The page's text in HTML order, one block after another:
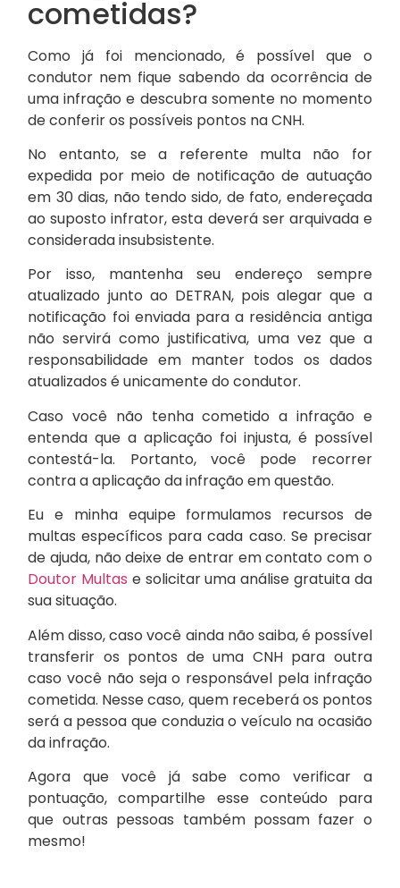
cometidas?
Como já foi mencionado, é possível que o
condutor nem fique sabendo da ocorrência de
uma infração e descubra somente no momento
de conferir os possíveis pontos na CNH.
No entanto, se a referente multa não for
expedida por meio de notificação de autuação
em 30 dias, não tendo sido, de fato, endereçada
ao suposto infrator, esta deverá ser arquivada e
considerada insubsistente.
Por isso, mantenha seu endereço sempre
atualizado junto ao DETRAN, pois alegar que a
notificação foi enviada para a residência antiga
não servirá como justificativa, uma vez que a
responsabilidade em manter todos os dados
atualizados é unicamente do condutor.
Caso você não tenha cometido a infração e
entenda que a aplicação foi injusta, é possível
contestá-la. Portanto, você pode recorrer
contra a aplicação da infração em questão.
Eu e minha equipe formulamos recursos de
multas específicos para cada caso. Se precisar
de ajuda, não deixe de entrar em contato com o
Doutor Multas e solicitar uma análise gratuita da
sua situação.
Além disso, caso você ainda não saiba, é possível
transferir os pontos de uma CNH para outra
caso você não seja o responsável pela infração
cometida. Nesse caso, quem receberá os pontos
será a pessoa que conduzia o veículo na ocasião
da infração.
Agora que você já sabe como verificar a
pontuação, compartilhe esse conteúdo para
que outras pessoas também possam fazer o
mesmo!